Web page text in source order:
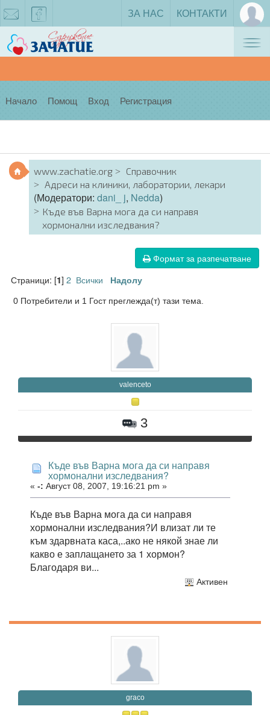
facebook
ЗА НАС КОНТАКТИ
Начало Помощ Вход Регистрация
www.zachatie.org
Справочник
Адреси на клиники, лаборатории, лекари
(Модератори: dani_ j, Nedda)
Къде във Варна мога да си направя
хормонални изследвания?
Формат за разпечатване
Страници: [1] 2 Всички Надолу
0 Потребители и 1 Гост преглежда(т) тази тема.
valenceto
3
Къде във Варна мога да си направя
хормонални изследвания?
« -: Август 08, 2007, 19:16:21 pm »
Къде във Варна мога да си направя
хормонални изследвания?И влизат ли те
към здарвната каса,..ако не някой знае ли
какво е заплащането за 1 хормон?
Благодаря ви...
Активен
graco